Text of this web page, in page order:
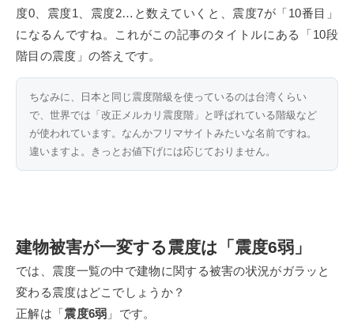
度0、震度1、震度2…と数えていくと、震度7が「10番目」
になるんですね。これがこの記事のタイトルにある「10段
階目の震度」の答えです。
ちなみに、日本と同じ震度階級を使っているのは台湾くらい
で、世界では「改正メルカリ震度階」と呼ばれている階級など
が使われています。なんかフリマサイトみたいな名前ですね。
違いますよ。きっとお値下げには応じておりません。
建物被害が一変する震度は「震度6弱」
では、震度一覧の中で建物に関する被害の状況がガラッと
変わる震度はどこでしょうか？
正解は「震度6弱 」です。